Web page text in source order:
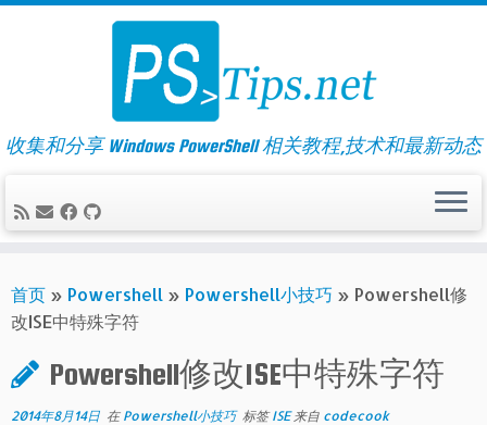
Skip
收集和分享 Windows PowerShell 相关教程,技术和最新动态
首页 » Powershell » Powershell小技巧 » Powershell修
改ISE中特殊字符
Powershell修改ISE中特殊字符
2014年8月14日 在 Powershell小技巧 标签ISE来自 codecook